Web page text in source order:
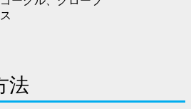
法